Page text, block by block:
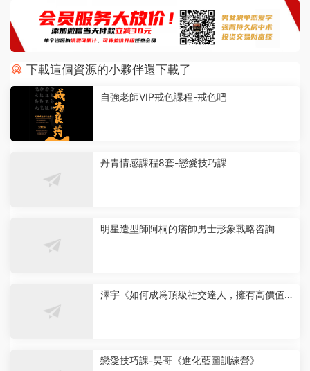
下載這個資源的小夥伴還下載了
自強老師VIP戒色課程-戒色吧
丹青情感課程8套-戀愛技巧課
明星造型師阿桐的痞帥男士形象戰略咨詢
澤宇《如何成爲頂級社交達人，擁有高價值人
戀愛技巧課-昊哥《進化藍圖訓練營》